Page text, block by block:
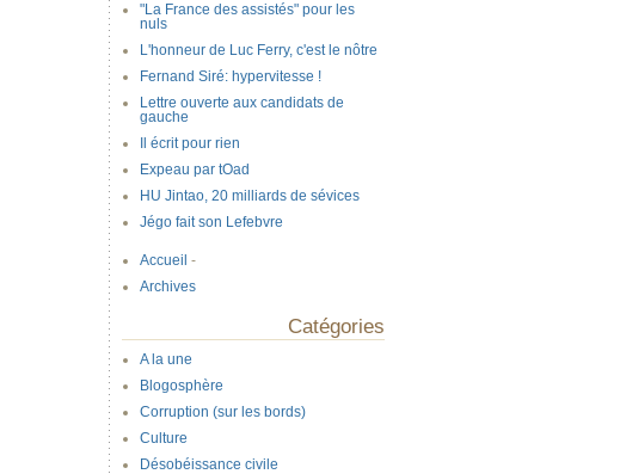
"La France des assistés" pour les
nuls
L'honneur de Luc Ferry, c'est le nôtre
Fernand Siré: hypervitesse !
Lettre ouverte aux candidats de
gauche
Il écrit pour rien
Expeau par tOad
HU Jintao, 20 milliards de sévices
Jégo fait son Lefebvre
Accueil -
Archives
Catégories
A la une
Blogosphère
Corruption (sur les bords)
Culture
Désobéissance civile